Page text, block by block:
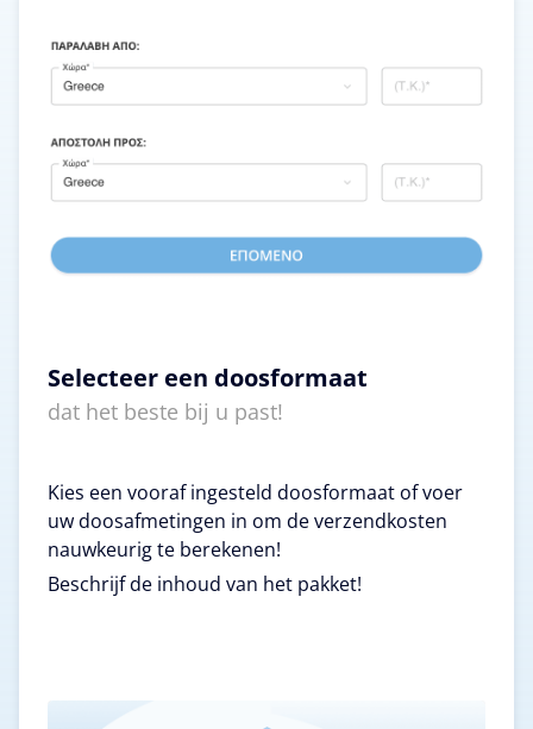
Selecteer een doosformaat
dat het beste bij u past!
Kies een vooraf ingesteld doosformaat of voer
uw doosafmetingen in om de verzendkosten
nauwkeurig te berekenen!
Beschrijf de inhoud van het pakket!